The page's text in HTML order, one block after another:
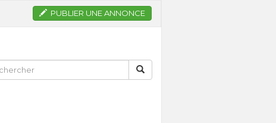
PUBLIER UNE ANNONCE